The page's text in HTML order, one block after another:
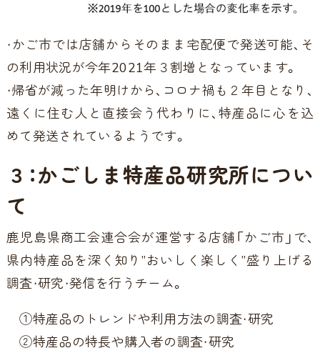
・かご市では店舗からそのまま宅配便で発送可能、そ
の利用状況が今年2021年３割増となっています。
・帰省が減った年明けから、コロナ禍も２年目となり、
遠くに住む人と直接会う代わりに、特産品に心を込
めて発送されているようです。
３：かごしま特産品研究所につい
て
鹿児島県商工会連合会が運営する店舗「かご市」で、
県内特産品を深く知り”おいしく楽しく”盛り上げる
調査・研究・発信を行うチーム。
①特産品のトレンドや利用方法の調査・研究
②特産品の特長や購入者の調査・研究